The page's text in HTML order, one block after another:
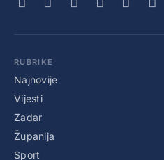
RUBRIKE
Najnovije
Vijesti
Zadar
Županija
Sport